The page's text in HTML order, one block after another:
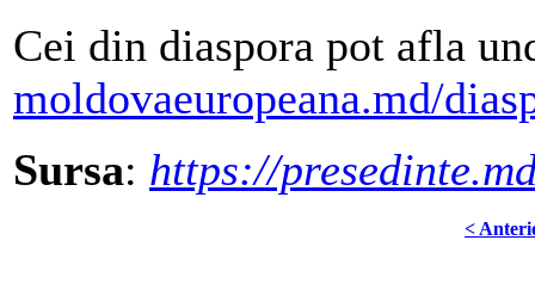
Cei din diaspora pot afla
moldovaeuropeana.md/
Sursa: https://
<